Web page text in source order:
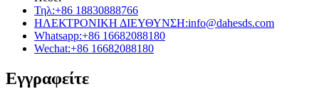
Τηλ:+86 18830888766
ΗΛΕΚΤΡΟΝΙΚΗ ΔΙΕΥΘΥΝΣΗ:info@dahesds.com
Whatsapp:+86 16682088180
Wechat:+86 16682088180
Εγγραφείτε